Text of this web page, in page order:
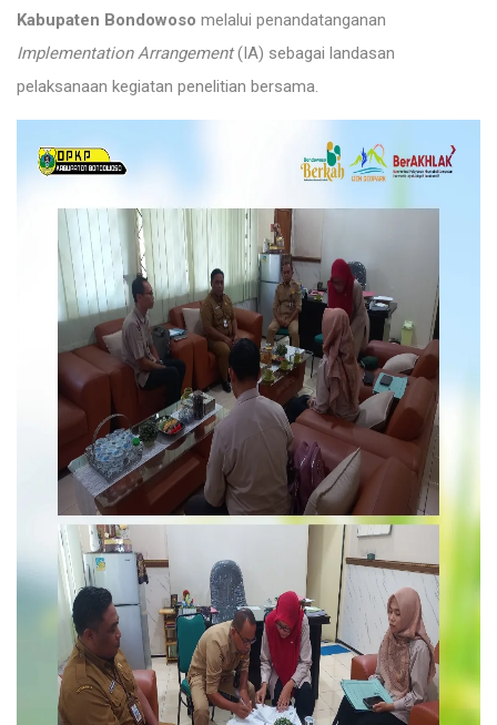
Kabupaten Bondowoso melalui penandatanganan
Implementation Arrangement(IA) sebagai landasan
pelaksanaan kegiatan penelitian bersama.